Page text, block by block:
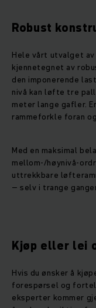
Robust
Hele vårt utvalget
kjennetegnet av
den imponerende
nivå kan løfte tre
meter lange gafler.
rammeforkle foran
Med en maksimal
mellom-/høynivå-
uttrekkbare
– selv i trange
Kjøp eller lei
Hvis du ønsker å
forespørsel og
eksperter kommer